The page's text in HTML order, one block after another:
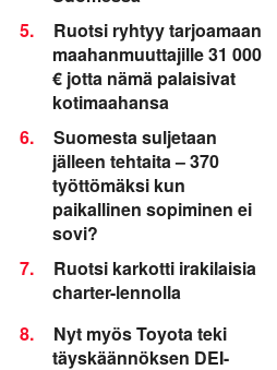
5.
Ruotsi ryhtyy tarjoamaan
maahanmuuttajille 31 000
€ jotta nämä palaisivat
kotimaahansa
6.
Suomesta suljetaan
jälleen tehtaita – 370
työttömäksi kun
paikallinen sopiminen ei
sovi?
7.
Ruotsi karkotti irakilaisia
charter-lennolla
8.
Nyt myös Toyota teki
täyskäännöksen DEI-